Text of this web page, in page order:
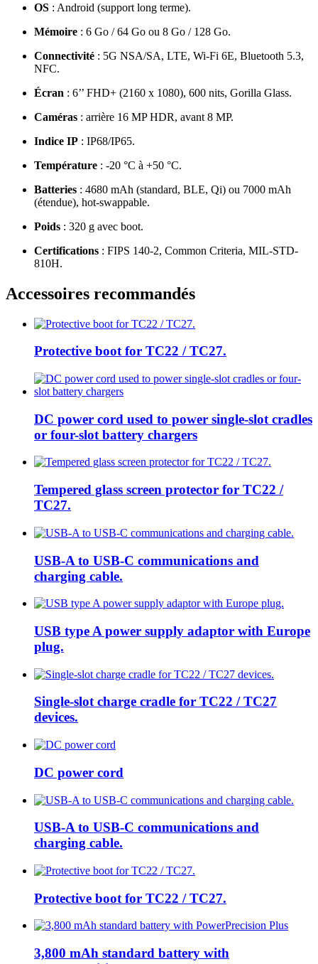
OS : Android (support long terme).
Mémoire : 6 Go / 64 Go ou 8 Go / 128 Go.
Connectivité : 5G NSA/SA, LTE, Wi-Fi 6E, Bluetooth 5.3,
NFC.
Écran : 6’’ FHD+ (2160 x 1080), 600 nits, Gorilla Glass.
Caméras : arrière 16 MP HDR, avant 8 MP.
Indice IP : IP68/IP65.
Température : -20 °C à +50 °C.
Batteries : 4680 mAh (standard, BLE, Qi) ou 7000 mAh
(étendue), hot-swappable.
Poids : 320 g avec boot.
Certifications : FIPS 140-2, Common Criteria, MIL-STD-
810H.
Accessoires recommandés
Protective boot for TC22 / TC27.
DC power cord used to power single-slot cradles
or four-slot battery chargers
Tempered glass screen protector for TC22 /
TC27.
USB-A to USB-C communications and
charging cable.
USB type A power supply adaptor with Europe
plug.
Single-slot charge cradle for TC22 / TC27
devices.
DC power cord
USB-A to USB-C communications and
charging cable.
Protective boot for TC22 / TC27.
3,800 mAh standard battery with